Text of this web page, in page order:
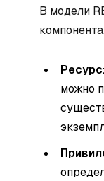
В модели
можно